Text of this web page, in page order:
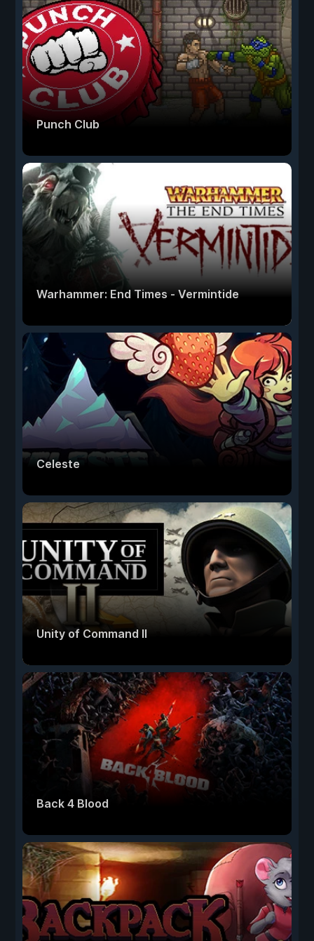
Punch Club
Warhammer: End Times - Vermintide
Celeste
Unity of Command II
Back 4 Blood